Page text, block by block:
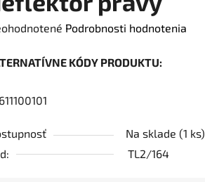
Podrobnosti hodnotenia
KÓDY PRODUKTU:
Na sklade (1 ks)
TL2/164